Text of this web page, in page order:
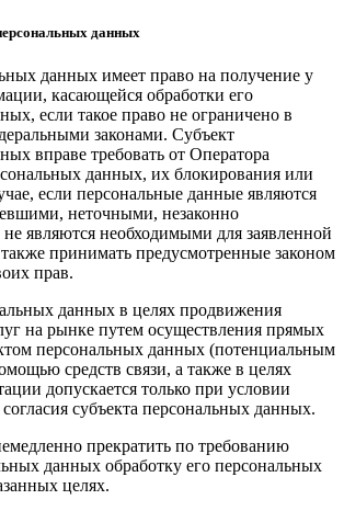
данных
данных имеет право на получение у
касающейся обработки его
если такое право не ограничено в
законами. Субъект
вправе требовать от Оператора
данных, их блокирования или
если персональные данные являются
неточными, незаконно
являются необходимыми для заявленной
принимать предусмотренные законом
прав.
данных в целях продвижения
на рынке путем осуществления прямых
персональных данных (потенциальным
средств связи, а также в целях
допускается только при условии
субъекта персональных данных.
прекратить по требованию
данных обработку его персональных
целях.